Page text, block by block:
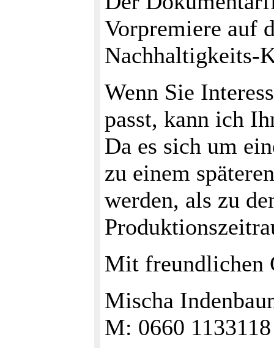
Vorpremiere auf
Nachhaltigkeits-
Wenn Sie
passt, kann ich
Da es sich um
zu einem
werden, als zu
Mit freundlichen
Mischa
M: 0660